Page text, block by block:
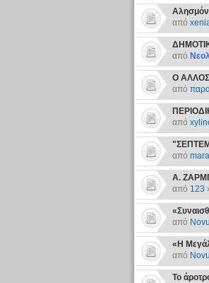
από
από
Ο
από
από
από
Α.
από 123
από
«Η
από
Το